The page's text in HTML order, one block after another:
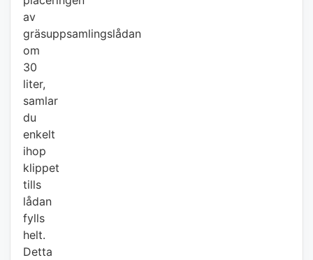
av
gräsuppsamlingslådan
om
30
liter,
samlar
du
enkelt
ihop
klippet
tills
lådan
fylls
helt.
Detta